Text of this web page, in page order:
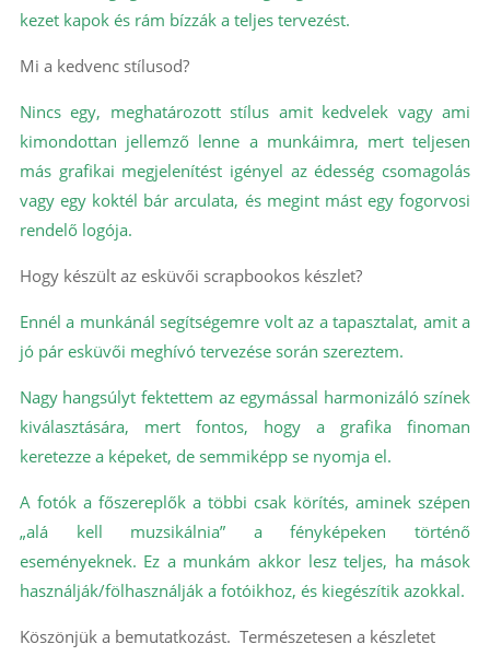
kezet kapok és rám bízzák a teljes tervezést.
Mi a kedvenc stílusod?
Nincs egy, meghatározott stílus amit kedvelek vagy ami
kimondottan jellemző lenne a munkáimra, mert teljesen
más grafikai megjelenítést igényel az édesség csomagolás
vagy egy koktél bár arculata, és megint mást egy fogorvosi
rendelő logója.
Hogy készült az esküvői scrapbookos készlet?
Ennél a munkánál segítségemre volt az a tapasztalat, amit a
jó pár esküvői meghívó tervezése során szereztem.
Nagy hangsúlyt fektettem az egymással harmonizáló színek
kiválasztására, mert fontos, hogy a grafika finoman
keretezze a képeket, de semmiképp se nyomja el.
A fotók a főszereplők a többi csak körítés, aminek szépen
„alá kell muzsikálnia” a fényképeken történő
eseményeknek. Ez a munkám akkor lesz teljes, ha mások
használják/fölhasználják a fotóikhoz, és kiegészítik azokkal.
Köszönjük a bemutatkozást. Természetesen a készletet